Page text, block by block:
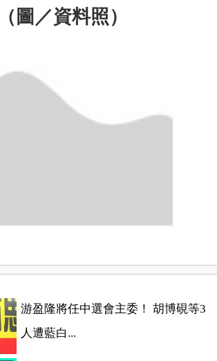
（圖／資料照）
游盈隆將任中選會主委！ 胡博硯等3
人遭藍白...